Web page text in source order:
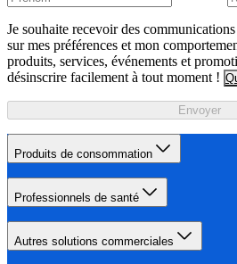
Je souhaite recevoir des
sur mes préférences et mon
produits, services, événements et
désinscrire facilement à tout moment !
Envoyer
Produits de consommation
Professionnels de santé
Autres solutions commerciales